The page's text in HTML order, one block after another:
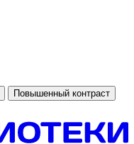
Повышенный контраст